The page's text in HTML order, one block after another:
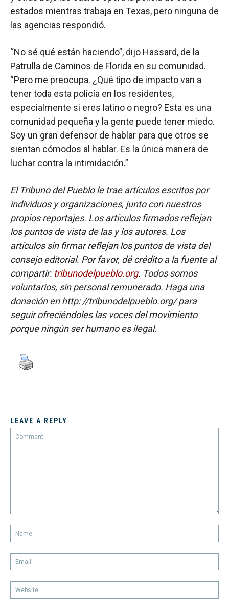
estados mientras trabaja en Texas, pero ninguna de
las agencias respondió.
“No sé qué están haciendo”, dijo Hassard, de la
Patrulla de Caminos de Florida en su comunidad.
“Pero me preocupa. ¿Qué tipo de impacto van a
tener toda esta policía en los residentes,
especialmente si eres latino o negro? Esta es una
comunidad pequeña y la gente puede tener miedo.
Soy un gran defensor de hablar para que otros se
sientan cómodos al hablar. Es la única manera de
luchar contra la intimidación.”
El Tribuno del Pueblo le trae artículos escritos por
individuos y organizaciones, junto con nuestros
propios reportajes. Los artículos firmados reflejan
los puntos de vista de las y los autores. Los
artículos sin firmar reflejan los puntos de vista del
consejo editorial. Por favor, dé crédito a la fuente al
compartir:tribunodelpueblo.org. Todos somos
voluntarios, sin personal remunerado. Haga una
donación en http: //tribunodelpueblo.org/ para
seguir ofreciéndoles las voces del movimiento
porque ningún ser humano es ilegal.
LEAVE A REPLY